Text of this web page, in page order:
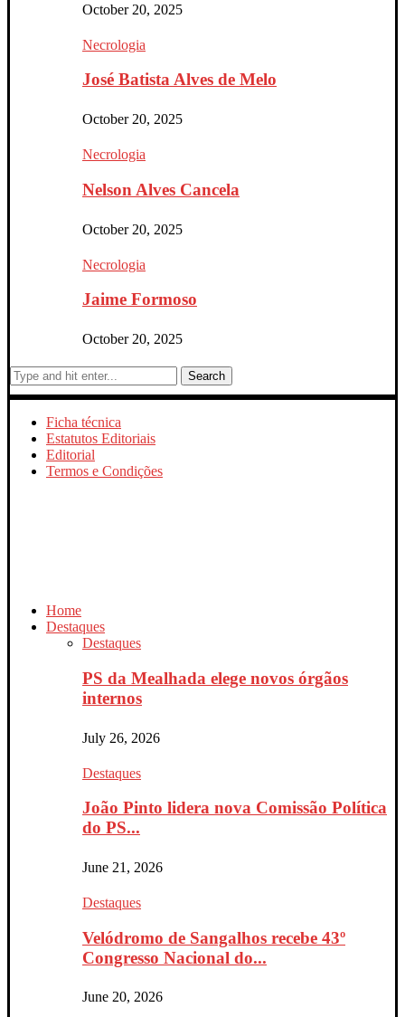
October 20, 2025
Necrologia
José Batista Alves de Melo
October 20, 2025
Necrologia
Nelson Alves Cancela
October 20, 2025
Necrologia
Jaime Formoso
October 20, 2025
Search
Ficha técnica
Estatutos Editoriais
Editorial
Termos e Condições
Home
Destaques
Destaques
PS da Mealhada elege novos órgãos
internos
July 26, 2026
Destaques
João Pinto lidera nova Comissão Política
do PS...
June 21, 2026
Destaques
Velódromo de Sangalhos recebe 43º
Congresso Nacional do...
June 20, 2026